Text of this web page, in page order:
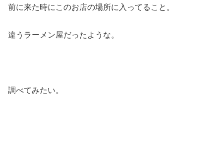
前に来た時にこのお店の場所に入ってること。
違うラーメン屋だったような。
調べてみたい。